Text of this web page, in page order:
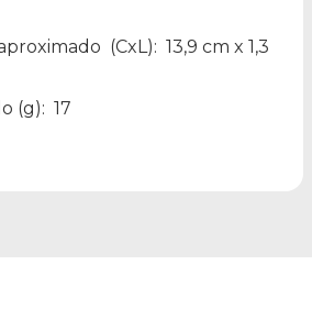
(CxL): 13,9 cm x 1,3
(g): 17